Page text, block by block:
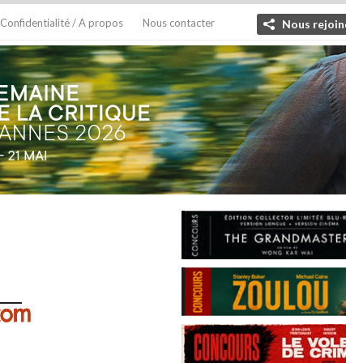
Confidentialité / A propos Nous contacter Nous